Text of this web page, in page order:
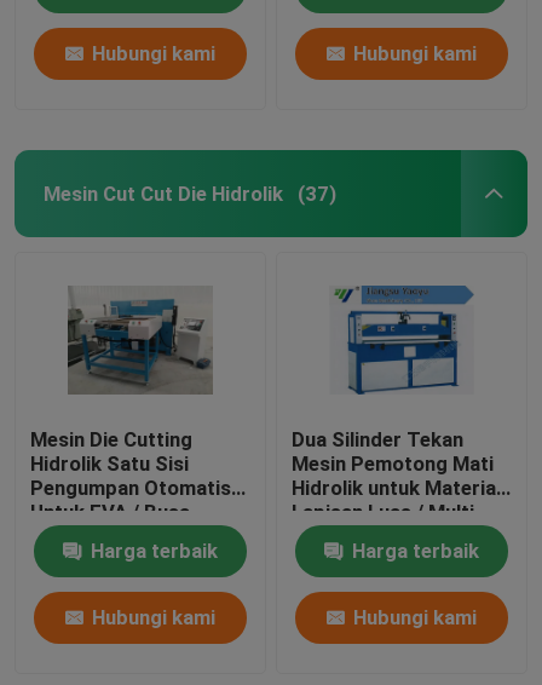
Hubungi kami Hubungi kami
Mesin Cut Cut Die Hidrolik (37)
Mesin Die Cutting
Hidrolik Satu Sisi
Pengumpan Otomatis
Untuk EVA / Busa
Harga terbaik
Hubungi kami
Dua Silinder Tekan
Mesin Pemotong Mati
Hidrolik untuk Material
Lapisan Luas / Multi
Harga terbaik
Hubungi kami